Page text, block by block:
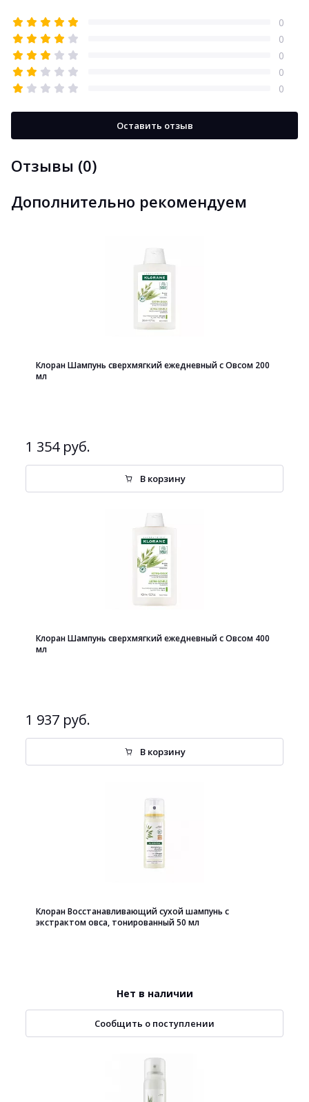
Отзывы (0)
0
0
0
0
0
Оставить отзыв
Дополнительно рекомендуем
Клоран Шампунь сверхмягкий ежедневный с Овсом 200
мл
1 354 руб.
В корзину
Клоран Шампунь сверхмягкий ежедневный с Овсом 400
мл
1 937 руб.
В корзину
Клоран Восстанавливающий сухой шампунь с
экстрактом овса, тонированный 50 мл
Нет в наличии
Сообщить о поступлении